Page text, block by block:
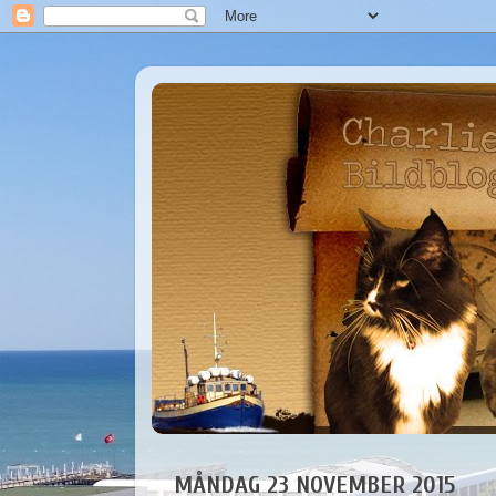
MÅNDAG 23 NOVEMBER 2015